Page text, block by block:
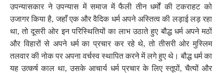
उपन्यासकार ने उपन्यास में समाज में फैली तीन धर्मों की टकराहट को
उजागर किया है,जहाँ एक और वैदिक धर्म अपने अस्तित्व की लड़ाई लड़ रहा
था,तो दूसरी ओर इन परिस्थितियों का लाभ उठाते हुए बौद्ध धर्म अपने मठों
और विहारों से अपने धर्म का प्रचार कर रहे थे,तो तीसरी ओर मुस्लिम
तलवार की नोक पर अपना वर्चस्व स्थापित करने में लगे हुए थे। बौद्ध धर्म का
यह उत्कर्ष काल था,उसके आचार्य धर्म प्रचार के लिए स्तूपों,चैत्यों और